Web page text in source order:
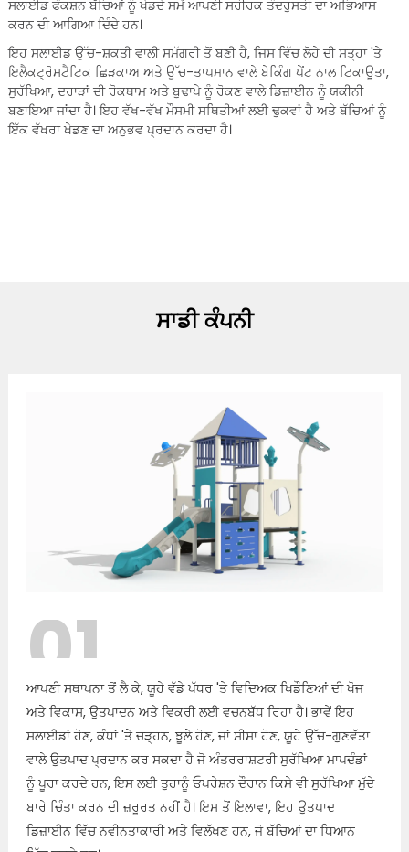
ਸਲਾਈਡ ਫੰਕਸ਼ਨ ਬੱਚਿਆਂ ਨੂੰ ਖੇਡਦੇ ਸਮੇਂ ਆਪਣੀ ਸਰੀਰਕ ਤੰਦਰੁਸਤੀ ਦਾ ਅਭਿਆਸ
ਕਰਨ ਦੀ ਆਗਿਆ ਦਿੰਦੇ ਹਨ।
ਇਹ ਸਲਾਈਡ ਉੱਚ-ਸ਼ਕਤੀ ਵਾਲੀ ਸਮੱਗਰੀ ਤੋਂ ਬਣੀ ਹੈ, ਜਿਸ ਵਿੱਚ ਲੋਹੇ ਦੀ ਸਤ੍ਹਾ 'ਤੇ
ਇਲੈਕਟ੍ਰੋਸਟੈਟਿਕ ਛਿੜਕਾਅ ਅਤੇ ਉੱਚ-ਤਾਪਮਾਨ ਵਾਲੇ ਬੇਕਿੰਗ ਪੇਂਟ ਨਾਲ ਟਿਕਾਊਤਾ,
ਸੁਰੱਖਿਆ, ਦਰਾੜਾਂ ਦੀ ਰੋਕਥਾਮ ਅਤੇ ਬੁਢਾਪੇ ਨੂੰ ਰੋਕਣ ਵਾਲੇ ਡਿਜ਼ਾਈਨ ਨੂੰ ਯਕੀਨੀ
ਬਣਾਇਆ ਜਾਂਦਾ ਹੈ। ਇਹ ਵੱਖ-ਵੱਖ ਮੌਸਮੀ ਸਥਿਤੀਆਂ ਲਈ ਢੁਕਵਾਂ ਹੈ ਅਤੇ ਬੱਚਿਆਂ ਨੂੰ
ਇੱਕ ਵੱਖਰਾ ਖੇਡਣ ਦਾ ਅਨੁਭਵ ਪ੍ਰਦਾਨ ਕਰਦਾ ਹੈ।
ਸਾਡੀ ਕੰਪਨੀ
01
ਆਪਣੀ ਸਥਾਪਨਾ ਤੋਂ ਲੈ ਕੇ, ਯੂਹੇ ਵੱਡੇ ਪੱਧਰ 'ਤੇ ਵਿਦਿਅਕ ਖਿਡੌਣਿਆਂ ਦੀ ਖੋਜ
ਅਤੇ ਵਿਕਾਸ, ਉਤਪਾਦਨ ਅਤੇ ਵਿਕਰੀ ਲਈ ਵਚਨਬੱਧ ਰਿਹਾ ਹੈ। ਭਾਵੇਂ ਇਹ
ਸਲਾਈਡਾਂ ਹੋਣ, ਕੰਧਾਂ 'ਤੇ ਚੜ੍ਹਨ, ਝੂਲੇ ਹੋਣ, ਜਾਂ ਸੀਸਾ ਹੋਣ, ਯੂਹੇ ਉੱਚ-ਗੁਣਵੱਤਾ
ਵਾਲੇ ਉਤਪਾਦ ਪ੍ਰਦਾਨ ਕਰ ਸਕਦਾ ਹੈ ਜੋ ਅੰਤਰਰਾਸ਼ਟਰੀ ਸੁਰੱਖਿਆ ਮਾਪਦੰਡਾਂ
ਨੂੰ ਪੂਰਾ ਕਰਦੇ ਹਨ, ਇਸ ਲਈ ਤੁਹਾਨੂੰ ਓਪਰੇਸ਼ਨ ਦੌਰਾਨ ਕਿਸੇ ਵੀ ਸੁਰੱਖਿਆ ਮੁੱਦੇ
ਬਾਰੇ ਚਿੰਤਾ ਕਰਨ ਦੀ ਜ਼ਰੂਰਤ ਨਹੀਂ ਹੈ। ਇਸ ਤੋਂ ਇਲਾਵਾ, ਇਹ ਉਤਪਾਦ
ਡਿਜ਼ਾਈਨ ਵਿੱਚ ਨਵੀਨਤਾਕਾਰੀ ਅਤੇ ਵਿਲੱਖਣ ਹਨ, ਜੋ ਬੱਚਿਆਂ ਦਾ ਧਿਆਨ